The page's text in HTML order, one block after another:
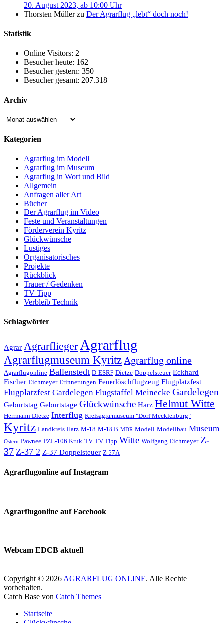
20. August 2023, ab 10:00 Uhr
Thorsten Müllerzu Der Agrarflug „lebt“ doch noch!
Statistik
Online Visitors: 2
Besucher heute: 162
Besucher gestern: 350
Besucher gesamt: 207.318
Archiv
Archiv
Kategorien
Agrarflug im Modell
Agrarflug im Museum
Agrarflug in Wort und Bild
Allgemein
Anfragen aller Art
Bücher
Der Agrarflug im Video
Feste und Veranstaltungen
Förderverein Kyritz
Glückwünsche
Lustiges
Organisatorisches
Projekte
Rückblick
Trauer / Gedenken
TV Tipp
Verbleib Technik
Schlagwörter
Agrar Agrarflieger Agrarflug
Agrarflugmuseum Kyritz Agrarflug online
Agrarflugonline Ballenstedt D-ESRF Dietze Doppelsteuer Eckhard
Fischer Eichmeyer Erinnerungen Feuerlöschflugzeug Flugplatzfest
Flugplatzfest Gardelegen Flugstaffel Meinecke Gardelegen
Geburtstag Geburtstage Glückwünsche Harz Helmut Witte
Herrmann Dietze Interflug Kreisagrarmuseum "Dorf Mecklenburg"
Kyritz Landkreis Harz M-18 M-18 B MDR Modell Modellbau Museum
Ostern Pawnee PZL-106 Kruk TV TV Tipp Witte Wolfgang Eichmeyer Z-
37 Z-37 2 Z-37 Doppelsteuer Z-37A
Agrarflugonline auf Instagram
Agrarflugonline auf Facebook
Webcam EDCB aktuell
Copyright © 2026AGRARFLUG ONLINE. Alle Rechte
vorbehalten.
Catch Base von Catch Themes
oben
Startseite